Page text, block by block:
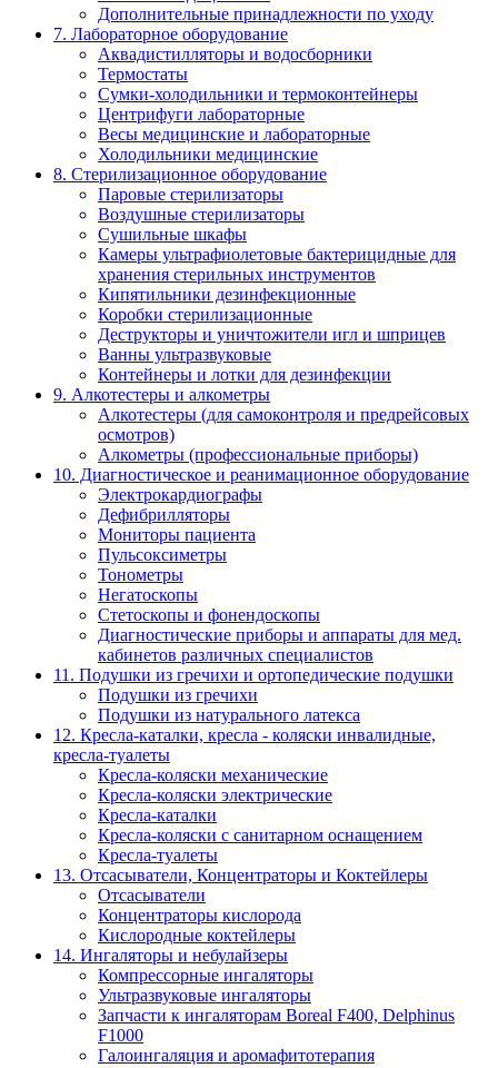
Дополнительные принадлежности по уходу
7. Лабораторное оборудование
Аквадистилляторы и водосборники
Термостаты
Сумки-холодильники и термоконтейнеры
Центрифуги лабораторные
Весы медицинские и лабораторные
Холодильники медицинские
8. Стерилизационное оборудование
Паровые стерилизаторы
Воздушные стерилизаторы
Сушильные шкафы
Камеры ультрафиолетовые бактерицидные для
хранения стерильных инструментов
Кипятильники дезинфекционные
Коробки стерилизационные
Деструкторы и уничтожители игл и шприцев
Ванны ультразвуковые
Контейнеры и лотки для дезинфекции
9. Алкотестеры и алкометры
Алкотестеры (для самоконтроля и предрейсовых
осмотров)
Алкометры (профессиональные приборы)
10. Диагностическое и реанимационное оборудование
Электрокардиографы
Дефибрилляторы
Мониторы пациента
Пульсоксиметры
Тонометры
Негатоскопы
Стетоскопы и фонендоскопы
Диагностические приборы и аппараты для мед.
кабинетов различных специалистов
11. Подушки из гречихи и ортопедические подушки
Подушки из гречихи
Подушки из натурального латекса
12. Кресла-каталки, кресла - коляски инвалидные,
кресла-туалеты
Кресла-коляски механические
Кресла-коляски электрические
Кресла-каталки
Кресла-коляски с санитарном оснащением
Кресла-туалеты
13. Отсасыватели, Концентраторы и Коктейлеры
Отсасыватели
Концентраторы кислорода
Кислородные коктейлеры
14. Ингаляторы и небулайзеры
Компрессорные ингаляторы
Ультразвуковые ингаляторы
Запчасти к ингаляторам Boreal F400, Delphinus
F1000
Галоингаляция и аромафитотерапия